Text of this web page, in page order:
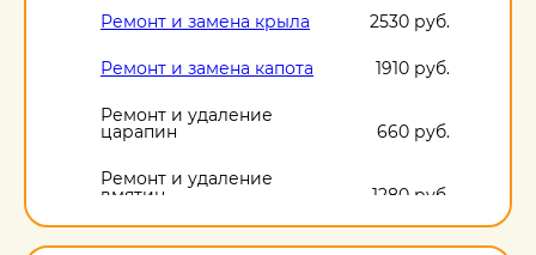
Ремонт и замена крыла 2530 руб.
Ремонт и замена капота 1910 руб.
Ремонт и удаление
царапин 660 руб.
Ремонт и удаление
вмятин 1280 руб.
Ремонт и удаление